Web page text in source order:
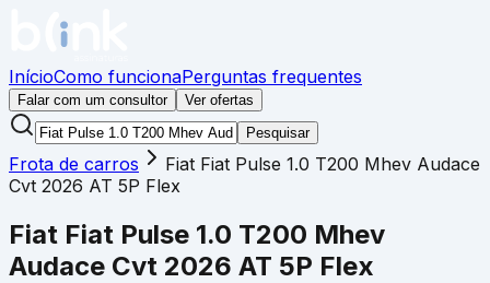
InícioComo funcionaPerguntas frequentes
Falar com um consultor
Ver ofertas
Pesquisar
Frota de carros Fiat Fiat Pulse 1.0 T200 Mhev Audace
Cvt 2026 AT 5P Flex
Fiat Fiat Pulse 1.0 T200 Mhev
Audace Cvt 2026 AT 5P Flex